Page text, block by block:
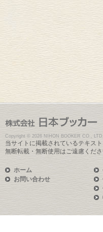
Copyright © 2026 NIHON BOOKER CO.,
当サイトに掲載されているテキス
無断転載・無断使用はご遠慮くだ
ホーム
お問い合わせ